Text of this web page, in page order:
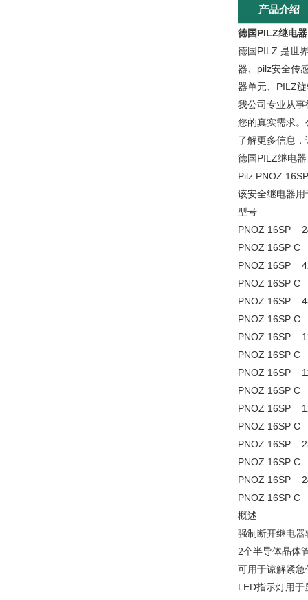
产品介绍
德国PILZ继电
德国PILZ 是世
器、pilz安全传
器单元、PILZ
我公司专业从
您的真实需求
了解更多信息
德国PILZ继电
Pilz PNOZ
该安全继电器
型号
PNOZ 16SP
PNOZ 16SP
PNOZ
PNOZ
PNOZ
PNOZ
PNOZ
PNOZ
PNOZ
PNOZ
PNOZ
PNOZ
PNOZ
PNOZ
PNOZ
PNOZ
概述
强制断开继电
2个半导体晶体
可用于谅解紧
LED指示灯用